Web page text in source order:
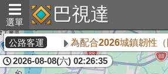
選單 巴視達
公路客運 為配合2026城鎮韌性（
2026-08-08(六) 02:26:35